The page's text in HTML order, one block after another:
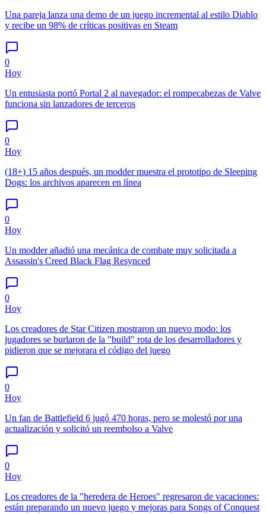
Una pareja lanza una demo de un juego incremental al estilo Diablo
y recibe un 98% de críticas positivas en Steam
0
Hoy
Un entusiasta portó Portal 2 al navegador: el rompecabezas de Valve
funciona sin lanzadores de terceros
0
Hoy
(18+) 15 años después, un modder muestra el prototipo de Sleeping
Dogs: los archivos aparecen en línea
0
Hoy
Un modder añadió una mecánica de combate muy solicitada a
Assassin's Creed Black Flag Resynced
0
Hoy
Los creadores de Star Citizen mostraron un nuevo modo: los
jugadores se burlaron de la "build" rota de los desarrolladores y
pidieron que se mejorara el código del juego
0
Hoy
Un fan de Battlefield 6 jugó 470 horas, pero se molestó por una
actualización y solicitó un reembolso a Valve
0
Hoy
Los creadores de la "heredera de Heroes" regresaron de vacaciones:
están preparando un nuevo juego y mejoras para Songs of Conquest